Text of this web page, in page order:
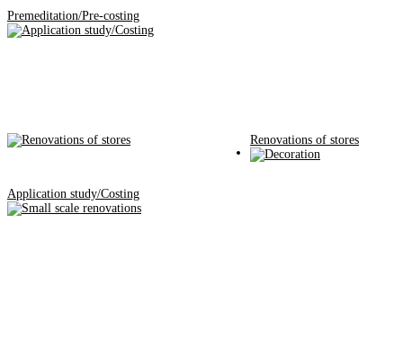
Premeditation/Pre-costing
Application study/Costing
Renovations of stores